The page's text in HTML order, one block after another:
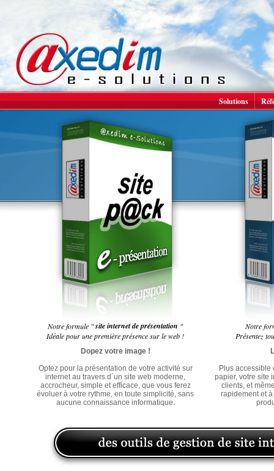
Solutions
Notre formule "siteinternetdeprésentation "
Idéale pour une première présence sur le web !
Notre
Présentez
Dopez votre image !
Optez pour la présentation de votre activité sur
internet au travers d´un site web moderne,
accrocheur, simple et efficace, que vous ferez
évoluer à votre rythme, en toute simplicité, sans
aucune connaissance informatique.
Plus accessible
papier, votre site
clients, et
rapidement et